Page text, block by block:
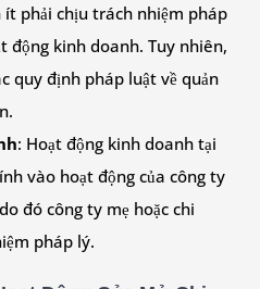
phải chịu trách nhiệm pháp
động kinh doanh. Tuy nhiên,
quy định pháp luật về quản
: Hoạt động kinh doanh tại
vào hoạt động của công ty
đó công ty mẹ hoặc chi
pháp lý.